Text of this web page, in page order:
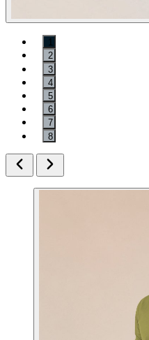
1
2
3
4
5
6
7
8